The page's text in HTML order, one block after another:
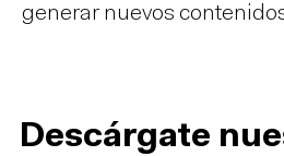
generar nuevos
Descárgate